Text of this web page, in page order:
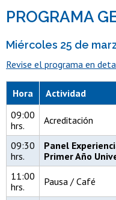
PROGRAMA
Miércoles 25 de
Revise el programa en
Hora
Actividad
09:00
hrs.
Acreditación
09:30
hrs.
Panel
Primer Año
11:00
hrs.
Pausa / Café